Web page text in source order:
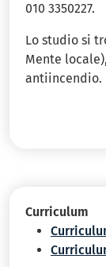
010 3350227.
Lo studio si
Mente
antiincendio.
Curriculum